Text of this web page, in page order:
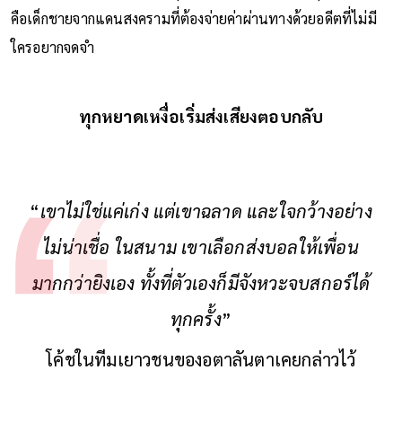
คือเด็กชายจากแดนสงครามที่ต้องจ่ายค่าผ่านทางด้วยอดีตที่ไม่มี
ใครอยากจดจำ
ทุกหยาดเหงื่อเริ่มส่งเสียงตอบกลับ
“เขาไม่ใช่แค่เก่ง แต่เขาฉลาด และใจกว้างอย่าง
ไม่น่าเชื่อ ในสนาม เขาเลือกส่งบอลให้เพื่อน
มากกว่ายิงเอง ทั้งที่ตัวเองก็มีจังหวะจบสกอร์ได้
ทุกครั้ง”
โค้ชในทีมเยาวชนของอตาลันตาเคยกล่าวไว้